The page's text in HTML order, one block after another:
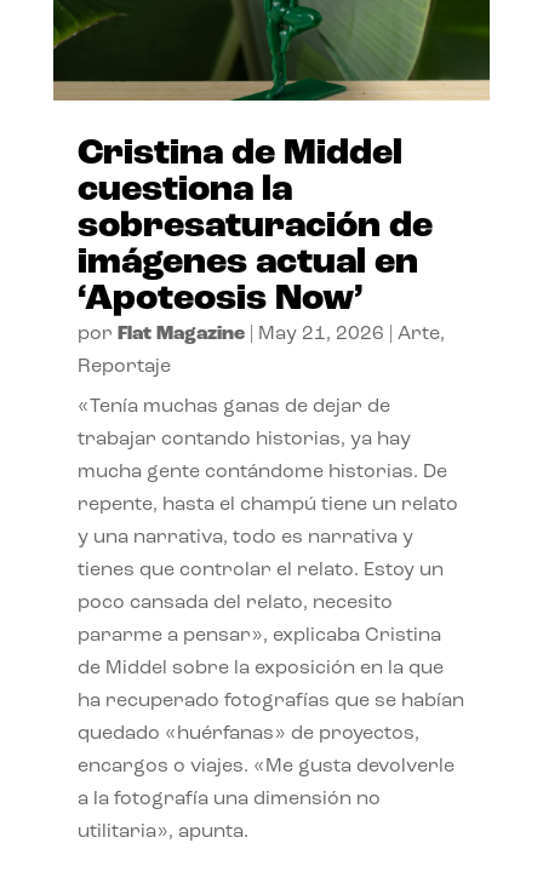
Cristina de Middel
cuestiona la
sobresaturación de
imágenes actual en
‘Apoteosis Now’
por Flat Magazine| May 21, 2026 Arte,
Reportaje
«Tenía muchas ganas de dejar de
trabajar contando historias, ya hay
mucha gente contándome historias. De
repente, hasta el champú tiene un relato
y una narrativa, todo es narrativa y
tienes que controlar el relato. Estoy un
poco cansada del relato, necesito
pararme a pensar», explicaba Cristina
de Middel sobre la exposición en la que
ha recuperado fotografías que se habían
quedado «huérfanas» de proyectos,
encargos o viajes. «Me gusta devolverle
a la fotografía una dimensión no
utilitaria», apunta.